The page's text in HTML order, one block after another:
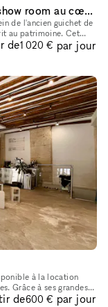
Espace événementiel , Galerie d’art / show room au cœur de Paris
de l'ancien guichet de
au patrimoine. Cet
de1 020 € par jour
à la location
de600 € par jour